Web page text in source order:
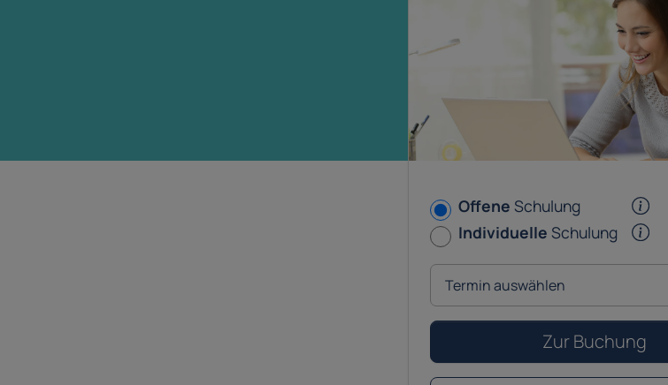
Offene Schulung
Individuelle Schulung
Zur Buchung